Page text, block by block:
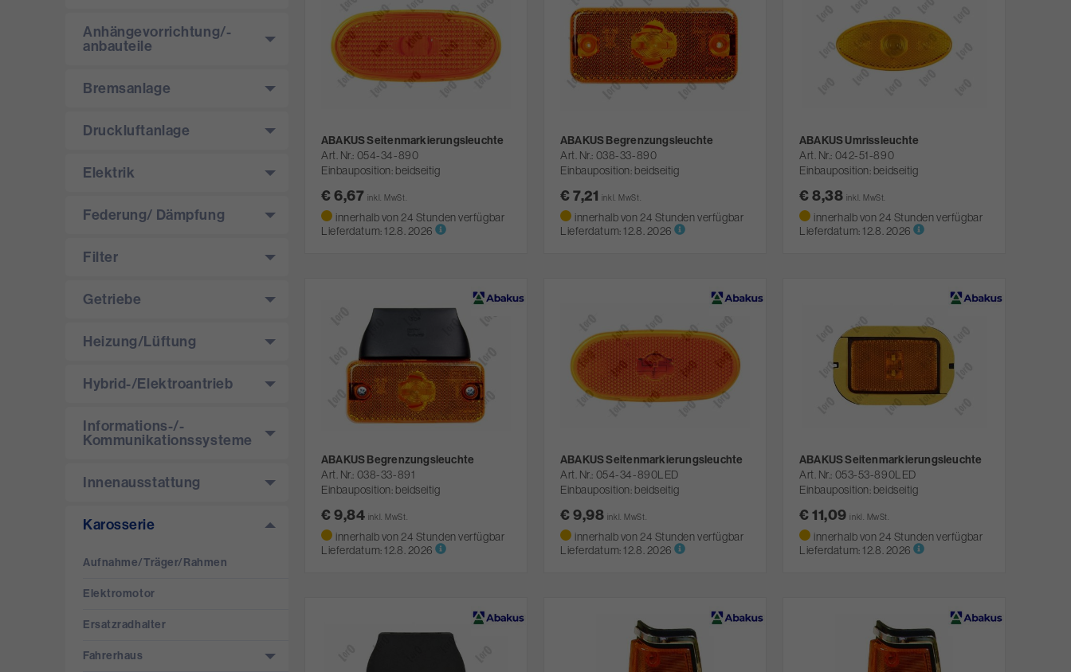
ABAKUS Seitenmarkierungsleuchte
Art. Nr. 054-34-890
Einbauposition: beidseitig
€ 6,67 inkl. MwSt.
innerhalb von 24 Stunden verfügbar
Lieferdatum: 12.8. 2026
ABAKUS Begrenzungsleuchte
Art. Nr. 038-33-890
Einbauposition: beidseitig
€ 7,21 inkl. MwSt.
innerhalb von 24 Stunden verfügbar
Lieferdatum: 12.8. 2026
ABAKUS Umrissleuchte
Art. Nr. 042-51-890
Einbauposition: beidseitig
€ 8,38 inkl. MwSt.
innerhalb von 24 Stunden verfügbar
Lieferdatum: 12.8. 2026
ABAKUS Begrenzungsleuchte
Art. Nr. 038-33-891
Einbauposition: beidseitig
€ 9,84 inkl. MwSt.
innerhalb von 24 Stunden verfügbar
Lieferdatum: 12.8. 2026
ABAKUS Seitenmarkierungsleuchte
Art. Nr. 054-34-890LED
Einbauposition: beidseitig
€ 9,98 inkl. MwSt.
innerhalb von 24 Stunden verfügbar
Lieferdatum: 12.8. 2026
ABAKUS Seitenmarkierungsleuchte
Art. Nr. 053-53-890LED
Einbauposition: beidseitig
€ 11,09inkl. MwSt.
innerhalb von 24 Stunden verfügbar
Lieferdatum: 12.8. 2026
Anhängevorrichtung/­-
anbauteile
Bremsanlage
Druckluftanlage
Elektrik
Federung/­ Dämpfung
Filter
Getriebe
Heizung/­Lüftung
Hybrid-/­Elektroantrieb
Informations-/­
Kommunikationssysteme
Innenausstattung
Karosserie
Aufnahme/­Träger/­Rahmen
Elektromotor
Ersatzradhalter
Fahrerhaus